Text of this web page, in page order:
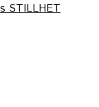
STILLHET